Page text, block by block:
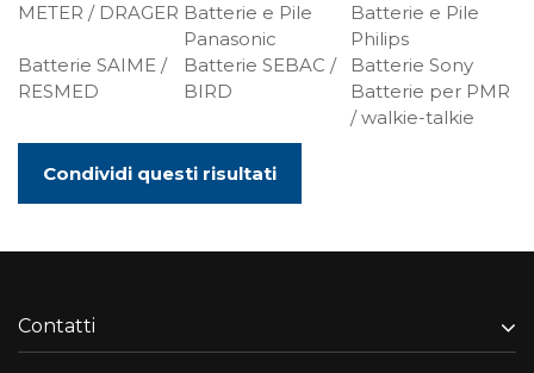
METER / DRAGER Batterie e Pile
Panasonic
Batterie e Pile
Philips
Batterie SAIME /
RESMED
Batterie SEBAC /
BIRD
Batterie Sony
Batterie per PMR
/ walkie-talkie
Condividi questi risultati
Contatti